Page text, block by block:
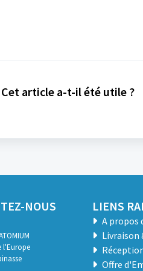
Cet article a-t-il été utile ?
NOUS
l'Europe
LIENS
A propos
Livraison
Offre